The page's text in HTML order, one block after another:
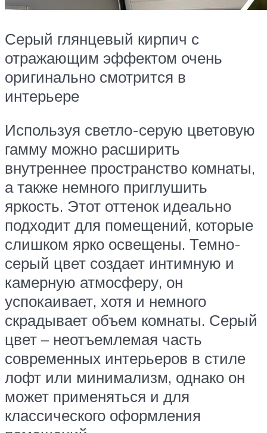
Серый глянцевый кирпич с
отражающим эффектом очень
оригинально смотрится в
интерьере
Используя светло-серую цветовую
гамму можно расширить
внутреннее пространство комнаты,
а также немного приглушить
яркость. Этот оттенок идеально
подходит для помещений, которые
слишком ярко освещены. Темно-
серый цвет создает интимную и
камерную атмосферу, он
успокаивает, хотя и немного
скрадывает объем комнаты. Серый
цвет – неотъемлемая часть
современных интерьеров в стиле
лофт или минимализм, однако он
может применяться и для
классического оформления